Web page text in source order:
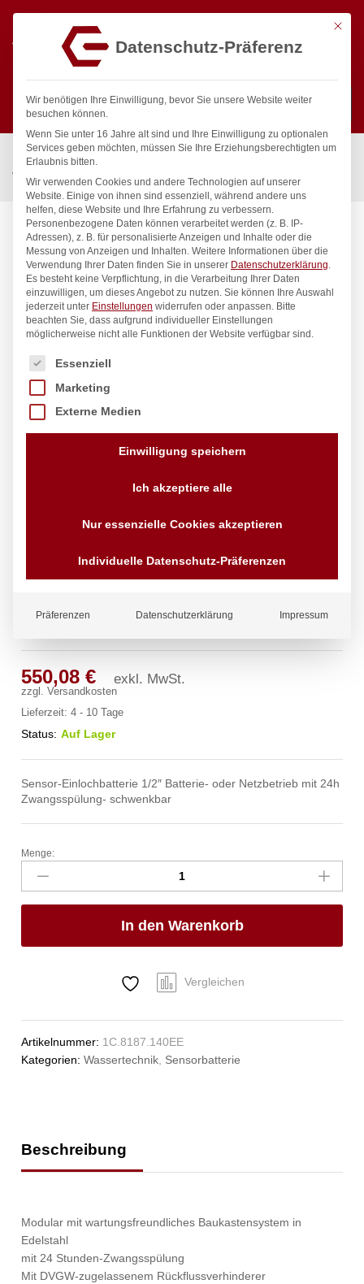
Suchen
Start / Gastronomiebedarf & Gastro Geräte für Profis
Wassertechnik
Sensorbatterie ping Sensorarmatur 1/2″
ping Sensorarmatur 1/2″
550,08€ exkl. MwSt.
zzgl.Versandkosten
Lieferzeit:4 - 10 Tage
Status: Auf Lager
Sensor-Einlochbatterie 1/2″ Batterie- oder Netzbetrieb mit 24h
Zwangsspülung- schwenkbar
ping
Sensorarmatur
1/2"
Anzahl
Menge:
In den Warenkorb
Vergleichen
Artikelnummer: 1C.8187.140EE
Kategorien:Wassertechnik, Sensorbatterie
Beschreibung
Modular mit wartungsfreundliches Baukastensystem in
Edelstahl
mit 24 Stunden-Zwangsspülung
Mit DVGW-zugelassenem Rückflussverhinderer
Mit
Datenschutz-Präferenz
Wir benötigen Ihre Einwilligung, bevor Sie unsere Website weiter
besuchen können.
Wenn Sie unter 16 Jahre alt sind und Ihre Einwilligung zu optionalen
Services geben möchten, müssen Sie Ihre Erziehungsberechtigten um
Erlaubnis bitten.
Wir verwenden Cookies und andere Technologien auf unserer
Website. Einige von ihnen sind essenziell, während andere uns
helfen, diese Website und Ihre Erfahrung zu verbessern.
Personenbezogene Daten können verarbeitet werden (z. B. IP-
Adressen), z. B. für personalisierte Anzeigen und Inhalte oder die
Messung von Anzeigen und Inhalten. Weitere Informationen über die
Verwendung Ihrer Daten finden Sie in unserer Datenschutzerklärung.
Es besteht keine Verpflichtung, in die Verarbeitung Ihrer Daten
einzuwilligen, um dieses Angebot zu nutzen. Sie können Ihre Auswahl
jederzeit unter Einstellungen widerrufen oder anpassen. Bitte
beachten Sie, dass aufgrund individueller Einstellungen
möglicherweise nicht alle Funktionen der Website verfügbar sind.
Es folgt eine Liste der Service-Gruppen, für die eine
Essenziell
Marketing
Externe Medien
Einwilligung speichern
Ich akzeptiere alle
Nur essenzielle Cookies akzeptieren
Individuelle Datenschutz-Präferenzen
Präferenzen Datenschutzerklärung Impressum